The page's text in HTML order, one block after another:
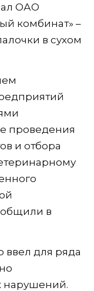
ОАО
комбинат» –
в сухом
проведения
и отбора
в
ввел для ряда
нарушений.